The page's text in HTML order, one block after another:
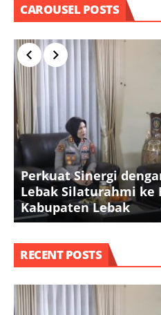
CAROUSEL POSTS
Perkuat Sinergi
Lebak Silaturahmi ke
Kabupaten Lebak
RECENT POSTS